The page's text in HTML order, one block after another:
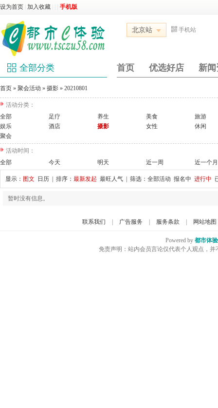
设为首页 加入收藏 手机版
北京站 手机站
全部分类 首页 优选好店 新闻
首页 » 聚会活动 » 摄影 » 20210801
活动分类：
全部
足疗 养生 美食
旅游
娱乐
酒店 摄影 女性
休闲
聚会
活动时间：
全部
今天 明天 近一周 近一个月
显示： 图文 日历 | 排序： 最新发起 最旺人气 | 筛选： 全部活动 报名中 进行中
暂时没有信息。
联系我们 广告服务 服务条款 网站地图
Powered by 都市体
免责声明：站内会员言论仅代表个人观点，